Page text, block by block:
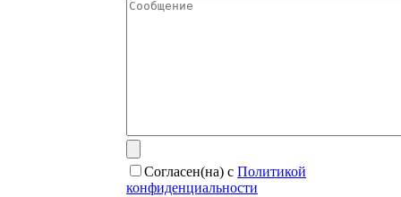
Согласен(на) с Политикой
конфиденциальности